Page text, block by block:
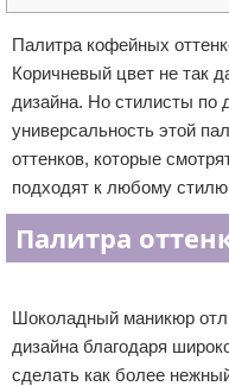
Уход за ногтями
Макияж
СПА процедуры
Парфюмерия
Прически
Уход за лицом
Отказ от
Палитра кофейных
Коричневый цвет не так
дизайна. Но стилисты по
универсальность этой
оттенков, которые
подходят к любому
Палитра
Шоколадный маникюр
дизайна благодаря
сделать как более